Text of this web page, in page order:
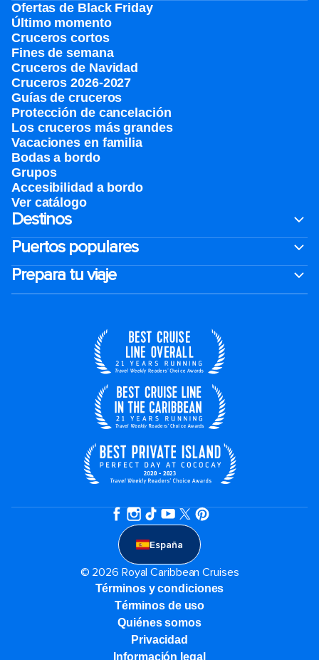
Ofertas de Black Friday
Último momento
Cruceros cortos
Fines de semana
Cruceros de Navidad
Cruceros 2026-2027
Guías de cruceros
Protección de cancelación
Los cruceros más grandes
Vacaciones en familia
Bodas a bordo
Grupos
Accesibilidad a bordo
Ver catálogo
Destinos
Puertos populares
Prepara tu viaje
España
© 2026 Royal Caribbean Cruises
Términos y condiciones
Términos de uso
Quiénes somos
Privacidad
Información legal